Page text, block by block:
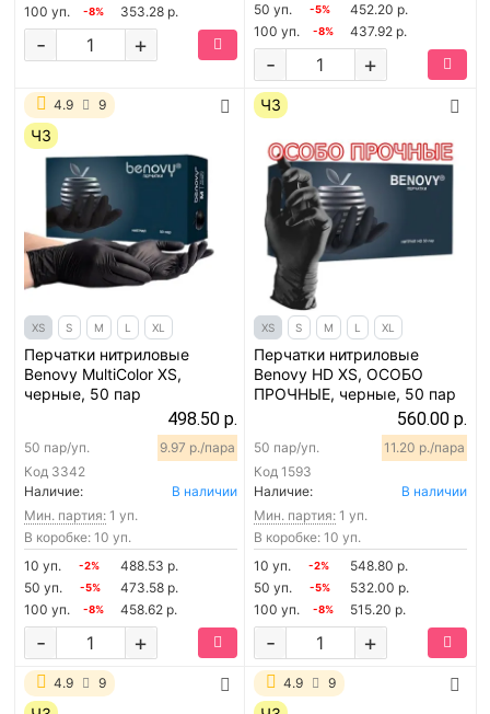
100 уп.
-8% 353.28 р.
+
-
50 уп.
-5%
452.20 р.
100 уп.
-8% 437.92 р.
+
-
4.9 9
ЧЗ
XS S M L XL
Перчатки нитриловые
Benovy MultiColor XS,
черные, 50 пар
498.50 р.
Код 3342
50 пар/уп. 9.97 р./пара
Наличие:
В наличии
Мин. партия: 1 уп.
В коробке: 10 уп.
10 уп.
-2%
488.53 р.
50 уп.
-5%
473.58 р.
100 уп.
-8% 458.62 р.
+
-
ЧЗ
XS S M L XL
Перчатки нитриловые
Benovy HD XS, ОСОБО
ПРОЧНЫЕ, черные, 50 пар
560.00 р.
Код 1593
50 пар/уп. 11.20 р./пара
Наличие:
В наличии
Мин. партия: 1 уп.
В коробке: 10 уп.
10 уп.
-2%
548.80 р.
50 уп.
-5%
532.00 р.
100 уп.
-8% 515.20 р.
+
-
4.9 9 4.9 9